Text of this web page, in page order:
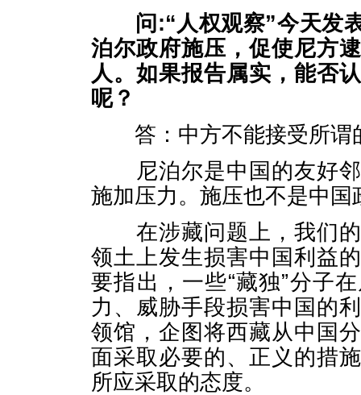
问 :“人权观察”今天发
泊尔政府施压，促使尼方
人。如果报告属实，能否
呢？
答：中方不能接受所谓
尼泊尔是中国的友好邻
施加压力。施压也不是中
在涉藏问题上，我们的
领土上发生损害中国利益
要指出，一些“藏独”分子
力、威胁手段损害中国的
领馆，企图将西藏从中国
面采取必要的、正义的措
所应采取的态度。